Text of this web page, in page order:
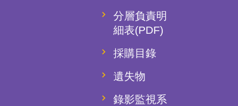
分層負責明
細表(PDF)
採購目錄
遺失物
錄影監視系